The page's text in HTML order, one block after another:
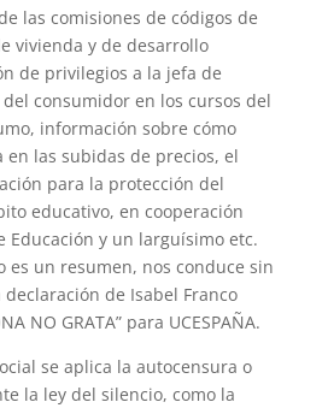
las comisiones de códigos de
vivienda y de desarrollo
de privilegios a la jefa de
consumidor en los cursos del
información sobre cómo
las subidas de precios, el
para la protección del
educativo, en cooperación
Educación y un larguísimo etc.
es un resumen, nos conduce sin
de Isabel Franco
NO GRATA” para UCESPAÑA.
se aplica la autocensura o
la ley del silencio, como la